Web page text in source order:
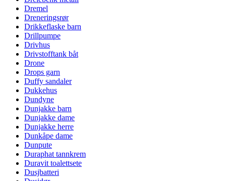
Dremel
Dreneringsrør
Drikkeflaske barn
Drillpumpe
Drivhus
Drivstofftank båt
Drone
Drops garn
Duffy sandaler
Dukkehus
Dundyne
Dunjakke barn
Dunjakke dame
Dunjakke herre
Dunkåpe dame
Dunpute
Duraphat tannkrem
Duravit toalettsete
Dusjbatteri